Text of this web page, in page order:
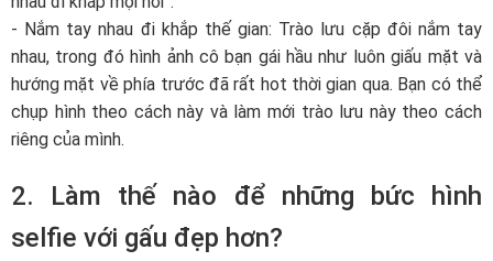
- Nắm tay nhau đi khắp thế gian: Trào lưu cặp đôi nắm tay
nhau, trong đó hình ảnh cô bạn gái hầu như luôn giấu mặt và
hướng mặt về phía trước đã rất hot thời gian qua. Bạn có thể
chụp hình theo cách này và làm mới trào lưu này theo cách
riêng của mình.
2. Làm thế nào để những bức hình
selfie với gấu đẹp hơn?